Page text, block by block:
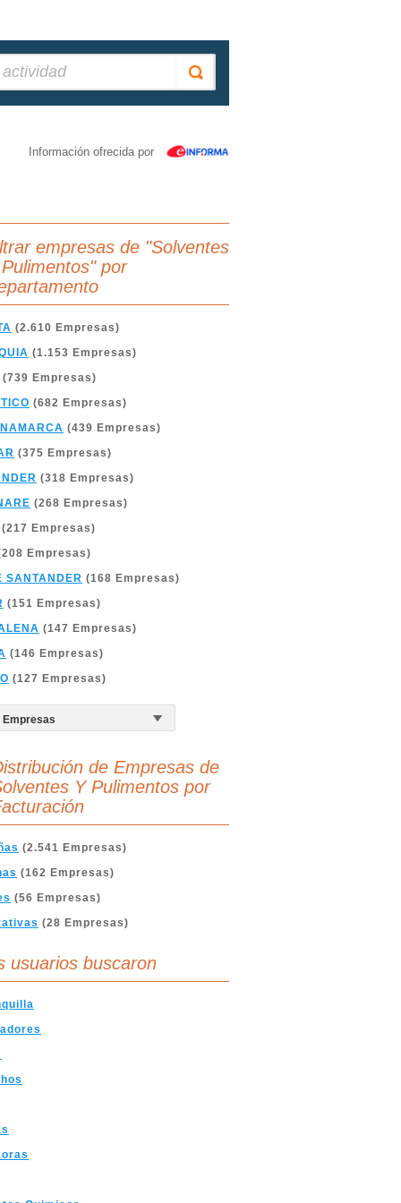
Información ofrecida por
empresas de "Solventes
por
(2.610 Empresas)
(1.153 Empresas)
(739 Empresas)
(682 Empresas)
(439 Empresas)
(375 Empresas)
(318 Empresas)
(268 Empresas)
(217 Empresas)
Empresas)
SANTANDER (168 Empresas)
(151 Empresas)
(147 Empresas)
(146 Empresas)
(127 Empresas)
de Empresas de
Y Pulimentos por
(2.541 Empresas)
(162 Empresas)
(56 Empresas)
(28 Empresas)
usuarios buscaron